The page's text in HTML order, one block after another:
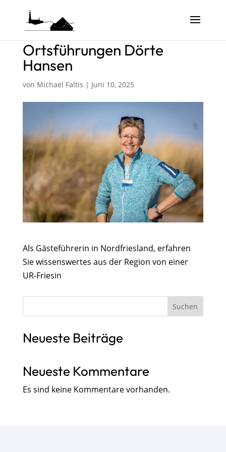
Ortsführungen Dörte
Hansen
von Michael Faltis | Juni 10, 2025
Als Gästeführerin in Nordfriesland, erfahren
Sie wissenswertes aus der Region von einer
UR-Friesin
Suchen
Neueste Beiträge
Neueste Kommentare
Es sind keine Kommentare vorhanden.